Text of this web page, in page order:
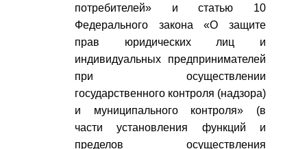
потребителей» и статью 10
Федерального закона «О защите
прав юридических лиц и
индивидуальных предпринимателей
при осуществлении
государственного контроля (надзора)
и муниципального контроля» (в
части установления функций и
пределов осуществления